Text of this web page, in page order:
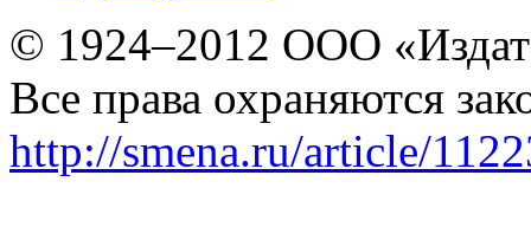
© 1924–2012 ООО
Все права охраняются
http://smena.ru/article/